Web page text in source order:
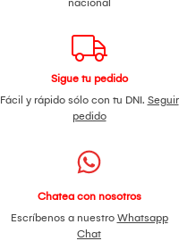
Sigue tu pedido
Fácil y rápido sólo con tu DNI. Seguir
pedido
Chatea con nosotros
Escríbenos a nuestro Whatsapp
Chat